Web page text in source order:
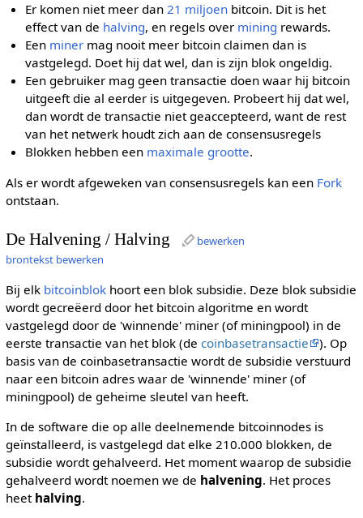
Er komen niet meer dan21 miljoen bitcoin. Dit is het
effect van de halving, en regels over mining rewards.
Een miner mag nooit meer bitcoin claimen dan is
vastgelegd. Doet hij dat wel, dan is zijn blok ongeldig.
Een gebruiker mag geen transactie doen waar hij bitcoin
uitgeeft die al eerder is uitgegeven. Probeert hij dat wel,
dan wordt de transactie niet geaccepteerd, want de rest
van het netwerk houdt zich aan de consensusregels
Blokken hebben een maximale grootte.
Als er wordt afgeweken van consensusregels kan een Fork
ontstaan.
De Halvening / Halving
bewerken
brontekst bewerken
Bij elk bitcoinblokhoort een blok subsidie. Deze blok subsidie
wordt gecreëerd door het bitcoin algoritme en wordt
vastgelegd door de 'winnende' miner (of miningpool) in de
eerste transactie van het blok (de coinbasetransactie
). Op
basis van de coinbasetransactie wordt de subsidie verstuurd
naar een bitcoin adres waar de 'winnende' miner (of
miningpool) de geheime sleutel van heeft.
In de software die op alle deelnemende bitcoinnodes is
geïnstalleerd, is vastgelegd dat elke 210.000 blokken, de
subsidie wordt gehalveerd. Het moment waarop de subsidie
gehalveerd wordt noemen we de halvening. Het proces
heet halving.